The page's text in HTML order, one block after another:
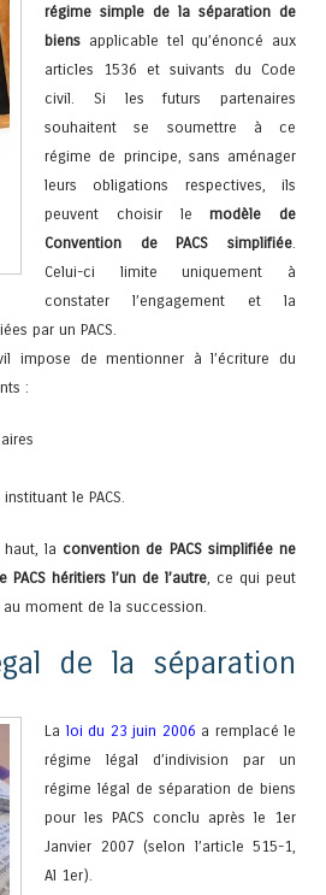
régime simple de la séparation de
biens applicable tel qu’énoncé aux
articles 1536 et suivants du Code
civil. Si les futurs partenaires
souhaitent se soumettre à ce
régime de principe, sans aménager
leurs obligations respectives, ils
peuvent choisir lemodèle de
Convention de PACS simplifiée
Celui-ci limite uniquement à
constater l’engagement et la
par un PACS.
impose de mentionner à l’écriture du
:
le PACS.
la convention de PACS simplifiée ne
héritiers l’un de l’autre , ce qui peut
moment de la succession.
de la séparation
La loi du 23 juin 2006 a remplacé le
régime légal d’indivision par un
régime légal de séparation de biens
pour les PACS conclu après le 1er
Janvier 2007 (selon l’article 515-1,
Al 1er).